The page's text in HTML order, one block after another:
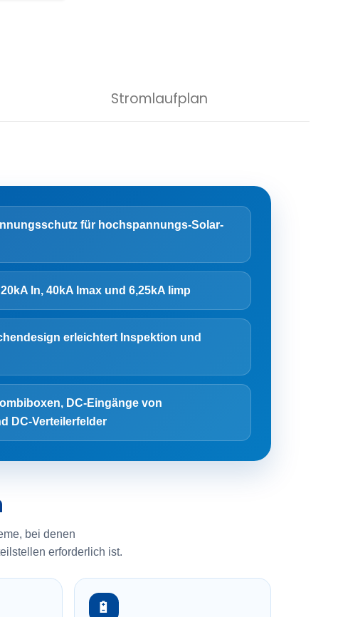
Stromlaufplan
für hochspannungs-Solar-
In, 40kA Imax und 6,25kA Iimp
erleichtert Inspektion und
DC-Eingänge von
DC-Verteilerfelder
bei denen
erforderlich ist.
🔋